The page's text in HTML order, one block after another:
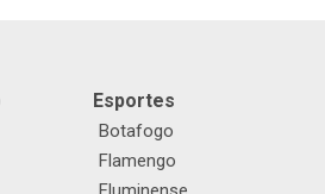
Esportes
Botafogo
Flamengo